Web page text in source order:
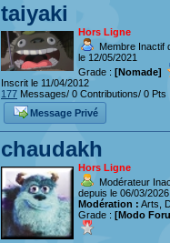
taiyaki
Hors Ligne
Membre Inactif
le 12/05/2021
Grade : [Nomade]
Inscrit le 11/04/2012
177 Messages/ 0 Contributions/ 0 Pts
Message Privé
chaudakh
Hors Ligne
Modérateur
depuis le 06/03/2026
Modération : Arts,
Grade : [Modo